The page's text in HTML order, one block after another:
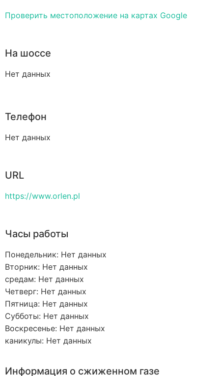
Проверить местоположение на картах Google
На шоссе
Нет данных
Телефон
Нет данных
URL
https://www.orlen.pl
Часы работы
Понедельник: Нет данных
Вторник: Нет данных
средам: Нет данных
Четверг: Нет данных
Пятница: Нет данных
Субботы: Нет данных
Воскресенье: Нет данных
каникулы: Нет данных
Информация о сжиженном газе